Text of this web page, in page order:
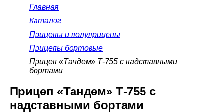
Главная
Каталог
Прицепы и полуприцепы
Прицепы бортовые
Прицеп «Тандем» Т-755 с надставными
бортами
Прицеп «Тандем» Т-755 с
надставными бортами